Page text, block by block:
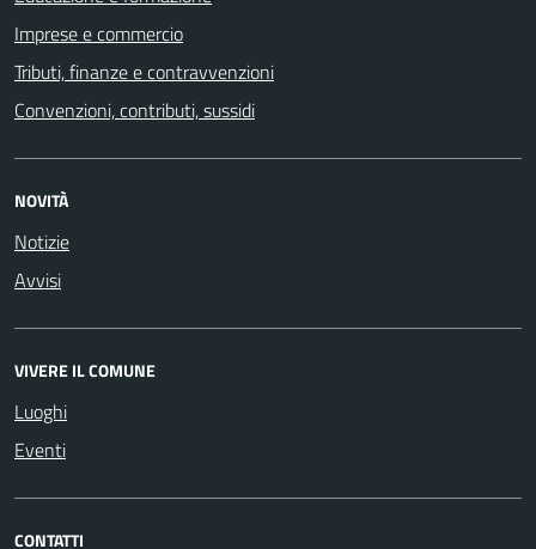
Imprese e commercio
Tributi, finanze e contravvenzioni
Convenzioni, contributi, sussidi
NOVITÀ
Notizie
Avvisi
VIVERE IL COMUNE
Luoghi
Eventi
CONTATTI